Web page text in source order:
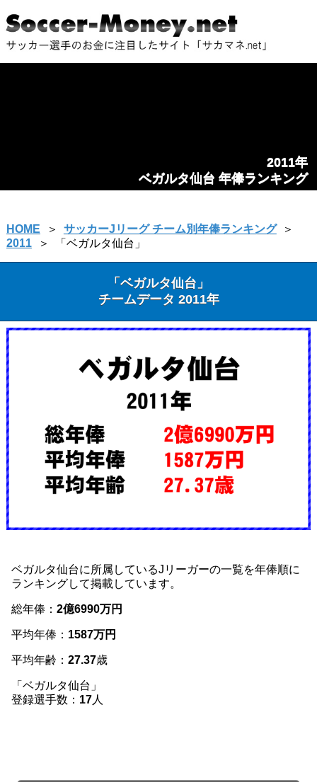
2011年
ベガルタ仙台 年俸ランキング
HOME ＞ サッカーJリーグ チーム別年俸ランキング
＞
2011
＞ 「ベガルタ仙台」
「ベガルタ仙台」
チームデータ 2011年
ベガルタ仙台に所属しているJリーガーの一覧を年俸順に
ランキングして掲載しています。
総年俸： 2億6990万円
平均年俸： 1587万円
平均年齢： 27.37歳
「ベガルタ仙台」
登録選手数： 17人